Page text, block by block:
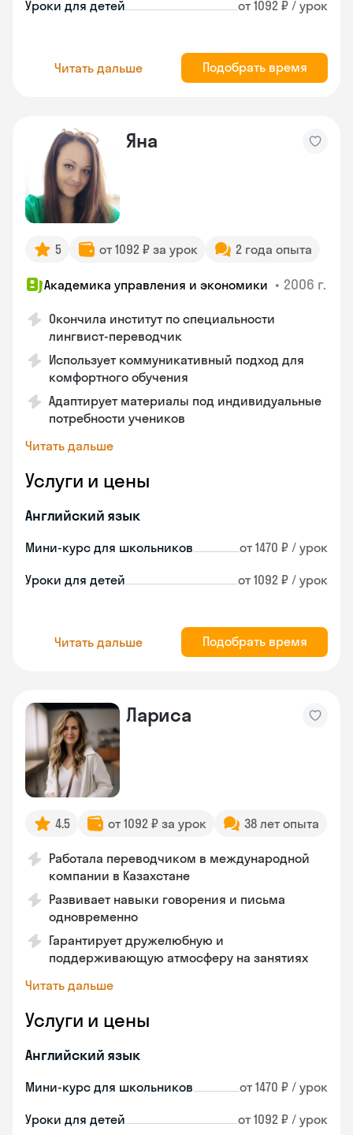
Уроки для детей от 1092 ₽ / урок
Читать дальше Подобрать время
Яна
5 от 1092 ₽ за урок 2 года опыта
Академика управления и экономики • 2006 г.
Окончила институт по специальности
лингвист-переводчик
Использует коммуникативный подход для
комфортного обучения
Адаптирует материалы под индивидуальные
потребности учеников
Читать дальше
Услуги и цены
Английский язык
Мини-курс для школьников от 1470 ₽ / урок
Уроки для детей от 1092 ₽ / урок
Читать дальше Подобрать время
Лариса
4.5 от 1092 ₽ за урок 38 лет опыта
Работала переводчиком в международной
компании в Казахстане
Развивает навыки говорения и письма
одновременно
Гарантирует дружелюбную и
поддерживающую атмосферу на занятиях
Читать дальше
Услуги и цены
Английский язык
Мини-курс для школьников от 1470 ₽ / урок
Уроки для детей от 1092 ₽ / урок